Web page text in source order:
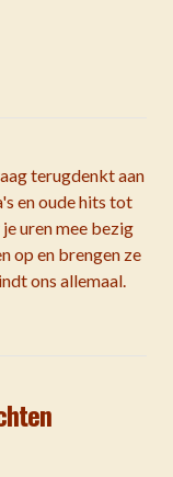
terugdenkt aan
en oude hits tot
uren mee bezig
op en brengen ze
ons allemaal.